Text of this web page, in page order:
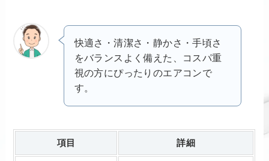
快適さ・清潔さ・静かさ・手頃さ
をバランスよく備えた、コスパ重
視の方にぴったりのエアコンで
す。
項目 詳細